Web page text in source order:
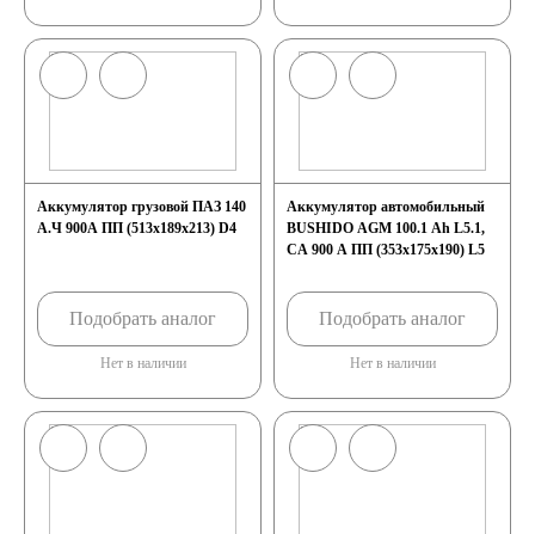
Аккумулятор грузовой ПАЗ 140
А.Ч 900А ПП (513x189x213) D4
Подобрать аналог
Нет в наличии
Аккумулятор автомобильный
BUSHIDO AGM 100.1 Ah L5.1,
CA 900 A ПП (353x175х190) L5
Подобрать аналог
Нет в наличии